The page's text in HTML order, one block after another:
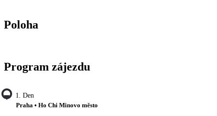
Poloha
Program zájezdu
1. Den
Praha • Ho Chi Minovo město